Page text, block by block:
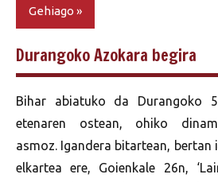
Gehiago
Durangoko Azokara begira
Bihar abiatuko da Durangoko
etenaren ostean, ohiko
asmoz. Igandera bitartean, bertan
elkartea ere, Goienkale 26n,